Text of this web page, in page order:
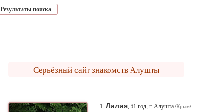
Результаты поиска
Серьёзный сайт знакомств Алушты
1. Лилия, 61 год, г. Алушта /Крым/